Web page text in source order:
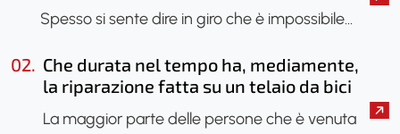
Spesso si sente dire in giro che è impossibile…
02. Che durata nel tempo ha, mediamente,
la riparazione fatta su un telaio da bici
La maggior parte delle persone che è venuta